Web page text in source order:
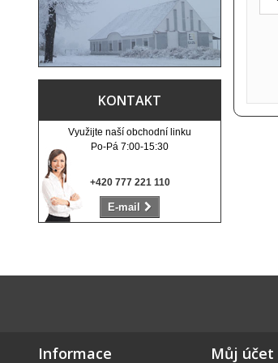
KONTAKT
Využijte naší obchodní linku
Po-Pá 7:00-15:30
+420 777 221 110
E-mail
Informace Můj účet